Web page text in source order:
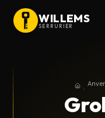
WILLEMS
SERRURIER
Accueil